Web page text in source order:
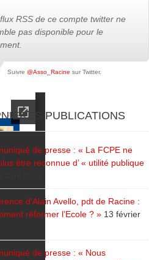
RSS de ce compte twitter ne
pas disponible pour le
Suivre @Asso_Racine sur Twitter.
PUBLICATIONS
de presse : « La FCPE ne
être reconnue d’ « utilité publique
d’Alain Avello, pdt de Racine :
réformer l’Ecole ? » 13 février
de presse : « Nous